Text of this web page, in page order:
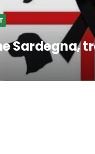
Sardegna,